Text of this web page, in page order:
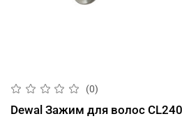
(0)
Dewal Зажим для волос